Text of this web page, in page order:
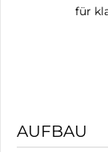
für
AUFBAU